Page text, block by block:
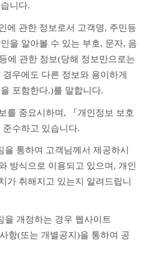
니다.
에 관한 정보로서 고객명, 주민등
을 알아볼 수 있는 부호, 문자, 음
에 관한 정보(당해 정보만으로는
우에도 다른 정보와 용이하게
포함한다.)를 말합니다.
를 중요시하며, 『개인정보 보호
수하고 있습니다.
통하여 고객님께서 제공하시
방식으로 이용되고 있으며, 개인
가 취해지고 있는지 알려드립니
개정하는 경우 웹사이트
항(또는 개별공지)을 통하여 공